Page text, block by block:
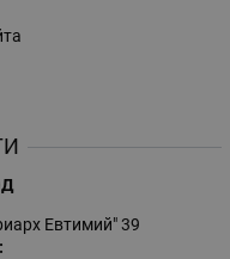
Евтимий" 39